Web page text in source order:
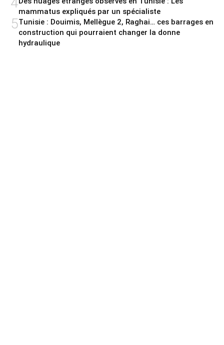
mammatus expliqués par un spécialiste
5Tunisie : Douimis, Mellègue 2, Raghai… ces barrages en
construction qui pourraient changer la donne
hydraulique